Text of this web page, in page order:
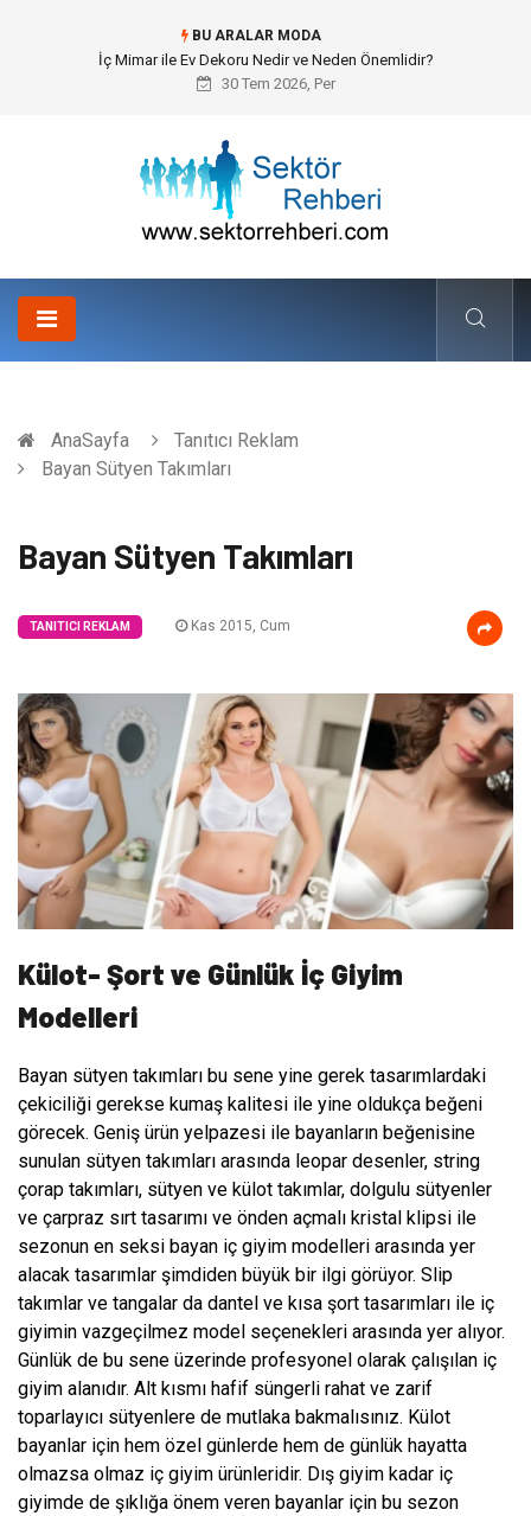
BU ARALAR MODA
İç Mimar ile Ev Dekoru Nedir ve Neden Önemlidir?
30 Tem 2026, Per
AnaSayfa
Tanıtıcı Reklam
Bayan Sütyen Takımları
Bayan Sütyen Takımları
TANITICI REKLAM Kas 2015, Cum
Külot- Şort ve Günlük İç Giyim
Modelleri
Bayan sütyen takımları bu sene yine gerek tasarımlardaki
çekiciliği gerekse kumaş kalitesi ile yine oldukça beğeni
görecek. Geniş ürün yelpazesi ile bayanların beğenisine
sunulan sütyen takımları arasında leopar desenler, string
çorap takımları, sütyen ve külot takımlar, dolgulu sütyenler
ve çarpraz sırt tasarımı ve önden açmalı kristal klipsi ile
sezonun en seksi bayan iç giyim modelleri arasında yer
alacak tasarımlar şimdiden büyük bir ilgi görüyor. Slip
takımlar ve tangalar da dantel ve kısa şort tasarımları ile iç
giyimin vazgeçilmez model seçenekleri arasında yer alıyor.
Günlük de bu sene üzerinde profesyonel olarak çalışılan iç
giyim alanıdır. Alt kısmı hafif süngerli rahat ve zarif
toparlayıcı sütyenlere de mutlaka bakmalısınız. Külot
bayanlar için hem özel günlerde hem de günlük hayatta
olmazsa olmaz iç giyim ürünleridir. Dış giyim kadar iç
giyimde de şıklığa önem veren bayanlar için bu sezon